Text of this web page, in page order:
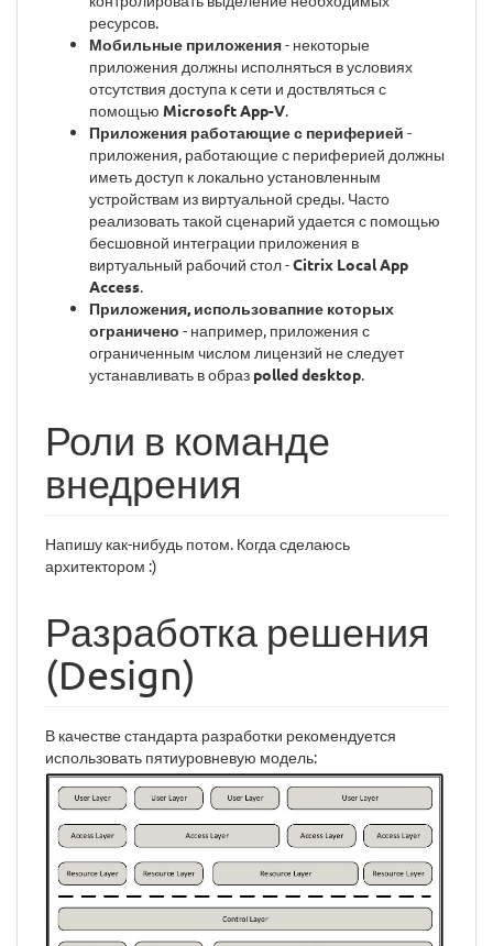
ресурсов.
Мобильные приложения- некоторые
приложения должны исполняться в условиях
отсутствия доступа к сети и доствляться с
помощью Microsoft App-V.
Приложения работающие с периферией -
приложения, работающие с периферией должны
иметь доступ к локально установленным
устройствам из виртуальной среды. Часто
реализовать такой сценарий удается с помощью
бесшовной интеграции приложения в
виртуальный рабочий стол -Citrix Local App
Access.
Приложения, использовапние которых
ограничено - например, приложения с
ограниченным числом лицензий не следует
устанавливать в образ polled desktop.
Роли в команде
внедрения
Напишу как-нибудь потом. Когда сделаюсь
архитектором :)
Разработка решения
(Design)
В качестве стандарта разработки рекомендуется
использовать пятиуровневую модель: